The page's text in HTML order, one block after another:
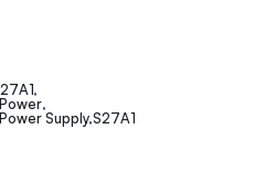
,
,
Supply,S27A1